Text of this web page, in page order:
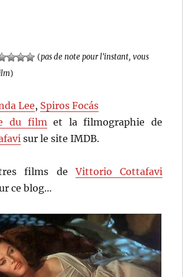
(pas de note pour l'instant, vous
)
Lee, Spiros Focás
du filmet la filmographie de
sur le site IMDB.
films deVittorio Cottafavi
ce blog…